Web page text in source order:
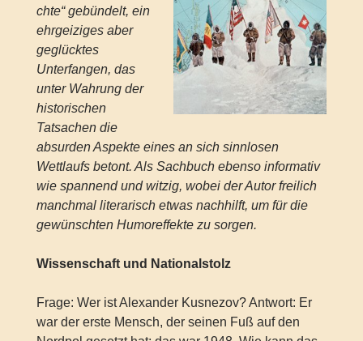
chte“ gebündelt, ein
ehrgeiziges aber
geglücktes
Unterfangen, das
unter Wahrung der
historischen
Tatsachen die
absurden Aspekte eines an sich sinnlosen
Wettlaufs betont. Als Sachbuch ebenso informativ
wie spannend und witzig, wobei der Autor freilich
manchmal literarisch etwas nachhilft, um für die
gewünschten Humoreffekte zu sorgen.
Wissenschaft und Nationalstolz
Frage: Wer ist Alexander Kusnezov? Antwort: Er
war der erste Mensch, der seinen Fuß auf den